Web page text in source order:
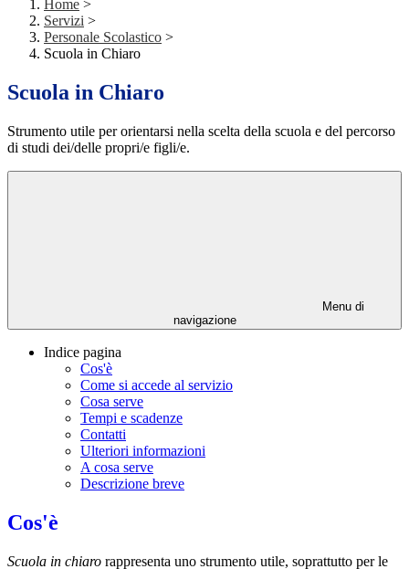
Home >
Servizi >
Personale Scolastico >
Scuola in Chiaro
Scuola in Chiaro
Strumento utile per orientarsi nella scelta della scuola e del percorso
di studi dei/delle propri/e figli/e.
Menu di
navigazione
Indice pagina
Cos'è
Come si accede al servizio
Cosa serve
Tempi e scadenze
Contatti
Ulteriori informazioni
A cosa serve
Descrizione breve
Cos'è
Scuola in chiaro rappresenta uno strumento utile, soprattutto per le